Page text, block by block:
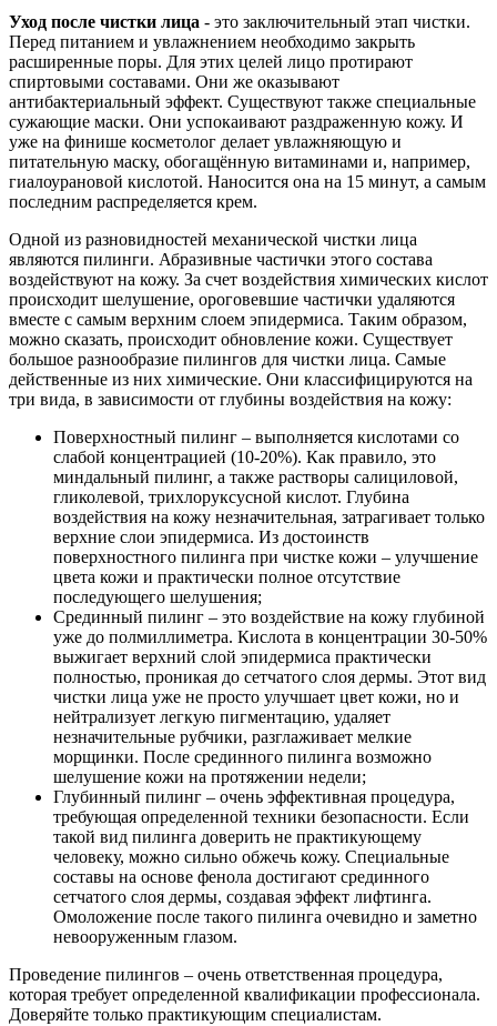
Уход после чистки лица - это заключительный этап чистки.
Перед питанием и увлажнением необходимо закрыть
расширенные поры. Для этих целей лицо протирают
спиртовыми составами. Они же оказывают
антибактериальный эффект. Существуют также специальные
сужающие маски. Они успокаивают раздраженную кожу. И
уже на финише косметолог делает увлажняющую и
питательную маску, обогащённую витаминами и, например,
гиалоурановой кислотой. Наносится она на 15 минут, а самым
последним распределяется крем.
Одной из разновидностей механической чистки лица
являются пилинги. Абразивные частички этого состава
воздействуют на кожу. За счет воздействия химических кислот
происходит шелушение, ороговевшие частички удаляются
вместе с самым верхним слоем эпидермиса. Таким образом,
можно сказать, происходит обновление кожи. Существует
большое разнообразие пилингов для чистки лица. Самые
действенные из них химические. Они классифицируются на
три вида, в зависимости от глубины воздействия на кожу:
Поверхностный пилинг – выполняется кислотами со
слабой концентрацией (10-20%). Как правило, это
миндальный пилинг, а также растворы салициловой,
гликолевой, трихлоруксусной кислот. Глубина
воздействия на кожу незначительная, затрагивает только
верхние слои эпидермиса. Из достоинств
поверхностного пилинга при чистке кожи – улучшение
цвета кожи и практически полное отсутствие
последующего шелушения;
Срединный пилинг – это воздействие на кожу глубиной
уже до полмиллиметра. Кислота в концентрации 30-50%
выжигает верхний слой эпидермиса практически
полностью, проникая до сетчатого слоя дермы. Этот вид
чистки лица уже не просто улучшает цвет кожи, но и
нейтрализует легкую пигментацию, удаляет
незначительные рубчики, разглаживает мелкие
морщинки. После срединного пилинга возможно
шелушение кожи на протяжении недели;
Глубинный пилинг – очень эффективная процедура,
требующая определенной техники безопасности. Если
такой вид пилинга доверить не практикующему
человеку, можно сильно обжечь кожу. Специальные
составы на основе фенола достигают срединного
сетчатого слоя дермы, создавая эффект лифтинга.
Омоложение после такого пилинга очевидно и заметно
невооруженным глазом.
Проведение пилингов – очень ответственная процедура,
которая требует определенной квалификации профессионала.
Доверяйте только практикующим специалистам.